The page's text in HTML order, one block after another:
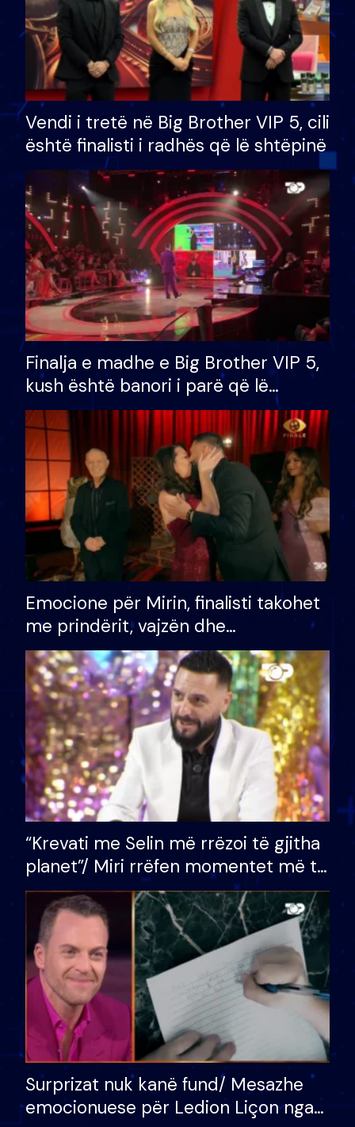
Vendi i tretë në Big Brother VIP 5, cili
është finalisti i radhës që lë shtëpinë
Finalja e madhe e Big Brother VIP 5,
kush është banori i parë që lë
shtëpinë dhe humb mundësinë për
të fituar çmimin e madh
Emocione për Mirin, finalisti takohet
me prindërit, vajzën dhe
bashkëshorten: S’kemi ndonjë letër
divorci apo jo?
“Krevati me Selin më rrëzoi të gjitha
planet”/ Miri rrëfen momentet më të
bukura në shtëpinë e BB VIP: Do më
mungojë zilja e mëngjesit kur…
Surprizat nuk kanë fund/ Mesazhe
emocionuese për Ledion Liçon nga